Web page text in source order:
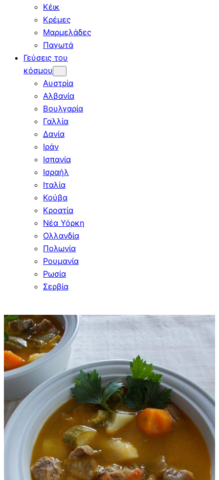
Κέικ
Κρέμες
Μαρμελάδες
Παγωτά
Γεύσεις του
κόσμου
Αυστρία
Αλβανία
Βουλγαρία
Γαλλία
Δανία
Ιράν
Ισπανία
Ισραήλ
Ιταλία
Κούβα
Κροατία
Νέα Υόρκη
Ολλανδία
Πολωνία
Ρουμανία
Ρωσία
Σερβία